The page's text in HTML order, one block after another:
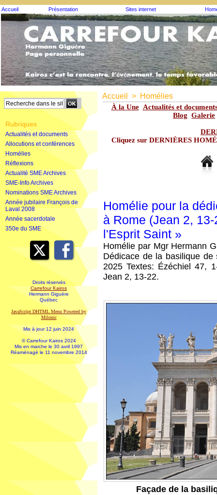
Accueil Présentation Sites internet
Rubriques
Actualités et documents
Allocutions et conférences
Homélies
Réflexions
Actualité SME Archives
SME-Info Archives
Nominations SME Archives
Année jubilaire François de
Laval 2008
Année sacerdotale
350e du SME
Droits réservés
Carrefour Kairos
Hermann Giguère
Québec
JavaScript DHTML Menu Powered by
Milonic
Mis à jour 12 juin 2024
© Carrefour Kairos 2024
Mis en marche le 30 avril 1997
Réaménagé le 11 novembre 2014
Accueil > Homélies
À la Une Actualités et
Blog Galerie
Cliquez sur DERNIÈRES
Homélie pour la
à Rome (Jean 2,
l'Esprit Saint »
Homélie par Mgr Hermann
Dédicace de la basilique
2025 Textes: Ézéchiel 47,
Jean 2, 13-22.
Façade de la